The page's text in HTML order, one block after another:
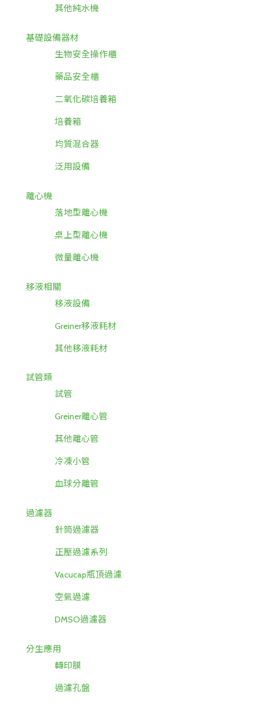
其他純水機
基礎設備器材
生物安全操作櫃
藥品安全櫃
二氧化碳培養箱
培養箱
均質混合器
泛用設備
離心機
落地型離心機
桌上型離心機
微量離心機
移液相關
移液設備
Greiner移液耗材
其他移液耗材
試管類
試管
Greiner離心管
其他離心管
冷凍小管
血球分離管
過濾器
針筒過濾器
正壓過濾系列
Vacucap瓶頂過濾
空氣過濾
DMSO過濾器
分生應用
轉印膜
過濾孔盤